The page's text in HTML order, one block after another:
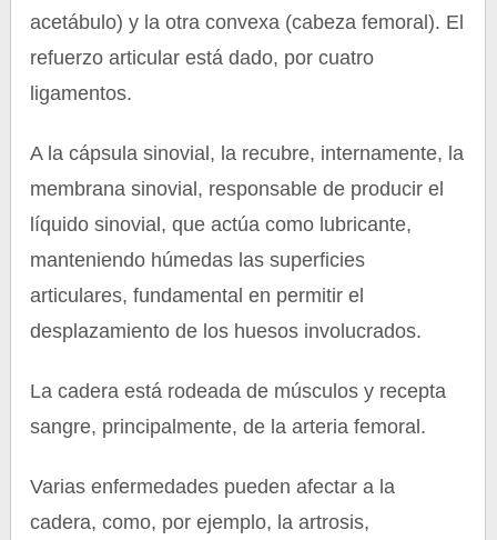
acetábulo) y la otra convexa (cabeza femoral). El
refuerzo articular está dado, por cuatro
ligamentos.
A la cápsula sinovial, la recubre, internamente, la
membrana sinovial, responsable de producir el
líquido sinovial, que actúa como lubricante,
manteniendo húmedas las superficies
articulares, fundamental en permitir el
desplazamiento de los huesos involucrados.
La cadera está rodeada de músculos y recepta
sangre, principalmente, de la arteria femoral.
Varias enfermedades pueden afectar a la
cadera, como, por ejemplo, la artrosis,